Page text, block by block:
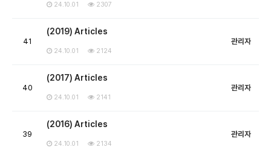
24.10.01 2307
41
(2019) Articles
24.10.01 2124
관리자
40
(2017) Articles
24.10.01 2141
관리자
39
(2016) Articles
24.10.01 2134
관리자